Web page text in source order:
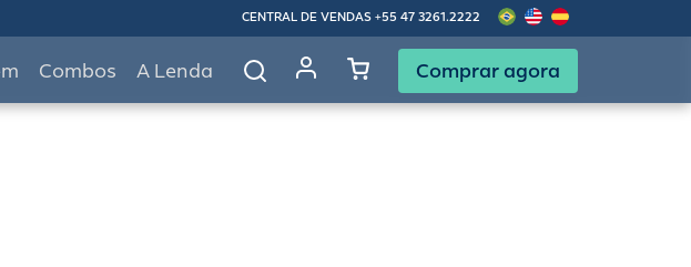
CENTRAL DE VENDAS +55 47 3261.2222
Combos A Lenda Comprar agora